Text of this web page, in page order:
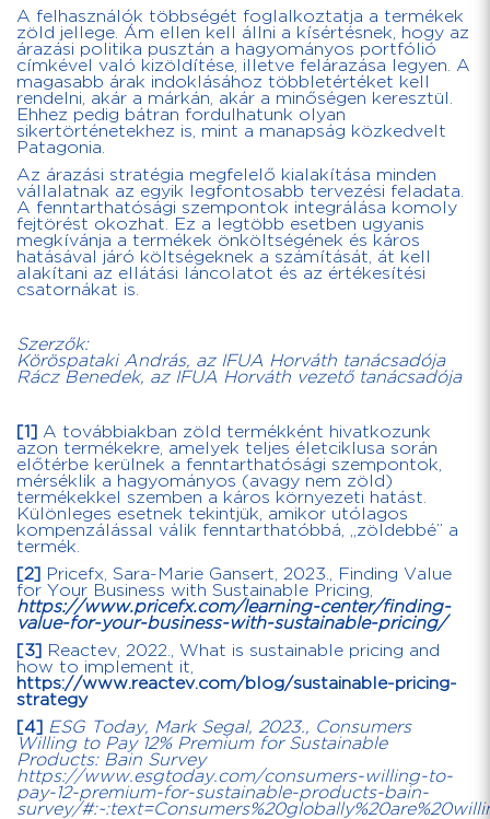
A felhasználók többségét foglalkoztatja a termékek
zöld jellege. Ám ellen kell állni a kísértésnek, hogy az
árazási politika pusztán a hagyományos portfólió
címkével való kizöldítése, illetve felárazása legyen. A
magasabb árak indoklásához többletértéket kell
rendelni, akár a márkán, akár a minőségen keresztül.
Ehhez pedig bátran fordulhatunk olyan
sikertörténetekhez is, mint a manapság közkedvelt
Patagonia.
Az árazási stratégia megfelelő kialakítása minden
vállalatnak az egyik legfontosabb tervezési feladata.
A fenntarthatósági szempontok integrálása komoly
fejtörést okozhat. Ez a legtöbb esetben ugyanis
megkívánja a termékek önköltségének és káros
hatásával járó költségeknek a számítását, át kell
alakítani az ellátási láncolatot és az értékesítési
csatornákat is.
Szerzők:
Köröspataki András, az IFUA Horváth tanácsadója
Rácz Benedek, az IFUA Horváth vezető tanácsadója
[1]
A továbbiakban zöld termékként hivatkozunk
azon termékekre, amelyek teljes életciklusa során
előtérbe kerülnek a fenntarthatósági szempontok,
mérséklik a hagyományos (avagy nem zöld)
termékekkel szemben a káros környezeti hatást.
Különleges esetnek tekintjük, amikor utólagos
kompenzálással válik fenntarthatóbbá, „zöldebbé” a
termék.
[2]
Pricefx, Sara-Marie Gansert, 2023., Finding Value
for Your Business with Sustainable Pricing,
https://www.pricefx.com/learning-center/finding-
value-for-your-business-with-sustainable-pricing/
[3]
Reactev, 2022., What is sustainable pricing and
how to implement it,
https://www.reactev.com/blog/sustainable-pricing-
strategy
[4]
ESG Today, Mark Segal, 2023., Consumers
Willing to Pay 12% Premium for Sustainable
Products: Bain Survey
https://www.esgtoday.com/consumers-willing-to-
pay-12-premium-for-sustainable-products-bain-
survey/